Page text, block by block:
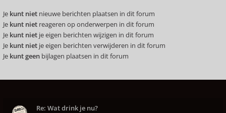
Je kunt niet nieuwe berichten plaatsen in dit forum
Je kunt niet reageren op onderwerpen in dit forum
Je kunt niet je eigen berichten wijzigen in dit forum
Je kunt niet je eigen berichten verwijderen in dit forum
Je kunt geen bijlagen plaatsen in dit forum
Re: Wat drink je nu?